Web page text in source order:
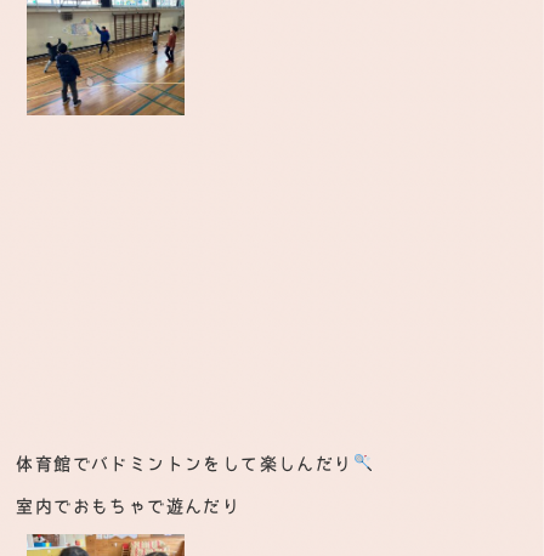
体育館でバドミントンをして楽しんだり
室内でおもちゃで遊んだり